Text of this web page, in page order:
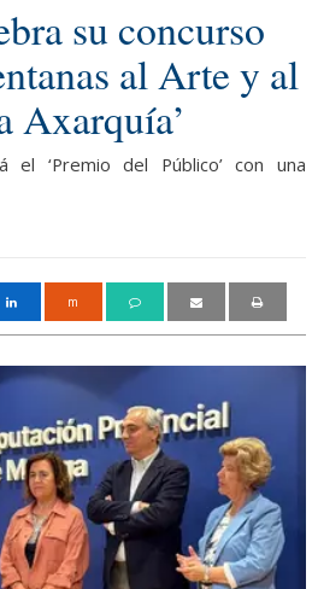
su concurso
al Arte y al
Axarquía’
el ‘Premio del Público’ con una
m